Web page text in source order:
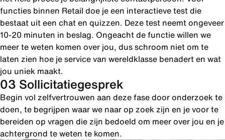
functies binnen Retail doe je een interactieve test die
bestaat uit een chat en quizzen. Deze test neemt ongeveer
10-20 minuten in beslag. Ongeacht de functie willen we
meer te weten komen over jou, dus schroom niet om te
laten zien hoe je service van wereldklasse benadert en wat
jou uniek maakt.
03 Sollicitatiegesprek
Begin vol zelfvertrouwen aan deze fase door onderzoek te
doen, te begrijpen waar we naar op zoek zijn en je voor te
bereiden op vragen die zijn bedoeld om meer over jou en je
achtergrond te weten te komen.